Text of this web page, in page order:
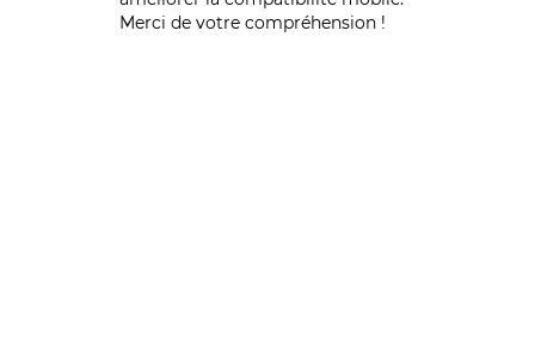
Merci de votre compréhension !